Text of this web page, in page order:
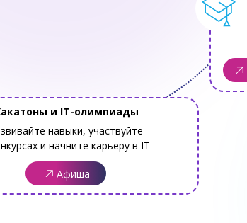
навыки, участвуйте
и начните карьеру в IT
и IT-олимпиады
Афиша